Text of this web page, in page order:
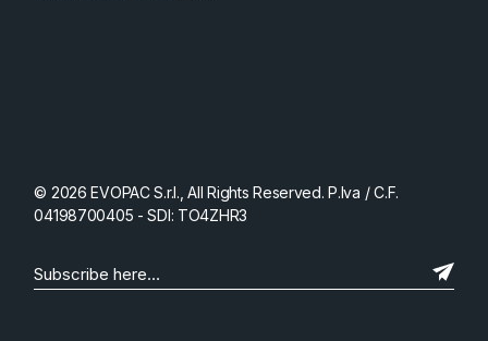
© 2026 EVOPAC S.r.l., All Rights Reserved. P.Iva / C.F.
04198700405 - SDI: TO4ZHR3